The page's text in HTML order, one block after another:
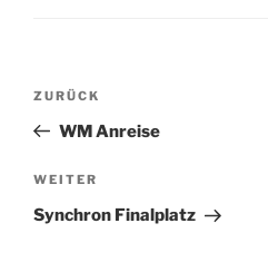
Beitragsnavigation
Vorheriger
Beitrag
ZURÜCK
WM Anreise
Nächster
Beitrag
WEITER
Synchron Finalplatz